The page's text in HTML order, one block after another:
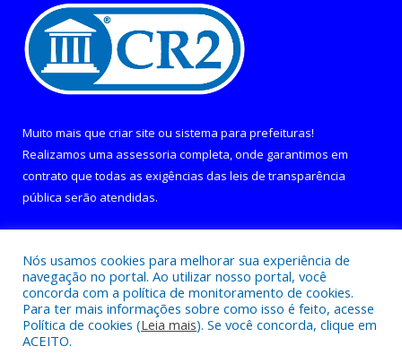
Muito mais que criar site ou sistema para prefeituras!
Realizamos uma assessoria completa, onde garantimos em
contrato que todas as exigências das leis de transparência
pública serão atendidas.
Todos os direitos reservados a Câmara Municipal de Curralinho.
Nós usamos cookies para melhorar sua experiência de
navegação no portal. Ao utilizar nosso portal, você
concorda com a política de monitoramento de cookies.
Para ter mais informações sobre como isso é feito, acesse
Política de cookies (Leia mais). Se você concorda, clique em
ACEITO.